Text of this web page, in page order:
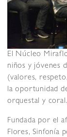
El Núcleo
niños y jóvenes
(valores,
la oportunidad
orquestal y coral.
Fundada por el
Flores, Sinfonía